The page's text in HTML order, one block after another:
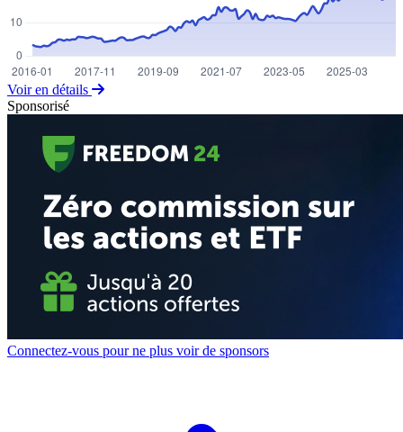
Voir en détails
Sponsorisé
Connectez-vous pour ne plus voir de sponsors